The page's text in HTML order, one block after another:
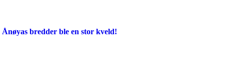
bredder ble en stor kveld!